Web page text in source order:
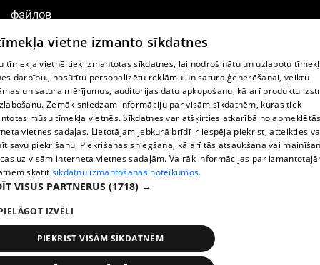
файлов
Добавление
комментариев
TВ-программа
Условия договора
360 Ziņu kontakti
Helio Media
Служба помощи портала: э-почта -
All rights reserved.
vietne izmanto sīkdatnes
tīmekļa vietnē tiek izmantotas sīkdatnes, lai nodrošinātu un uzlabotu
darbību., nosūtītu personalizētu reklāmu un satura ģenerēšanai, veiktu
un satura mērījumus, auditorijas datu apkopošanu, kā arī produktu
Zemāk sniedzam informāciju par visām sīkdatnēm, kuras tiek
mūsu tīmekļa vietnēs. Sīkdatnes var atšķirties atkarībā no
vietnes sadaļas. Lietotājam jebkurā brīdī ir iespēja piekrist, atteikties
savu piekrišanu. Piekrišanas sniegšana, kā arī tās atsaukšana vai
uz visām interneta vietnes sadaļām. Vairāk informācijas par
skatīt sīkdatņu izmantošanas noteikumos.
VISUS PARTNERUS (1718) →
IZVĒLI
PIEKRIST VISĀM SĪKDATNĒM